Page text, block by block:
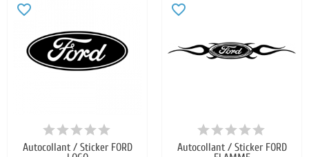
favorite_border
Autocollant / Sticker FORD
favorite_border
Autocollant / Sticker FORD